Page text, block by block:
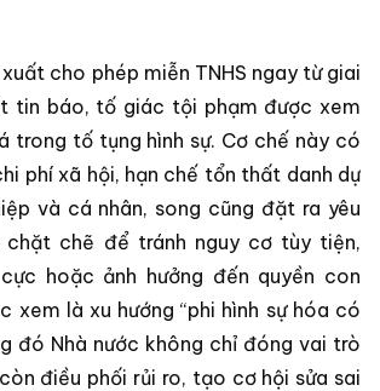
cho phép miễn TNHS ngay từ giai
tin báo, tố giác tội phạm được xem
trong tố tụng hình sự. Cơ chế này có
phí xã hội, hạn chế tổn thất danh dự
và cá nhân, song cũng đặt ra yêu
chẽ để tránh nguy cơ tùy tiện,
hoặc ảnh hưởng đến quyền con
xem là xu hướng “phi hình sự hóa có
đó Nhà nước không chỉ đóng vai trò
điều phối rủi ro, tạo cơ hội sửa sai